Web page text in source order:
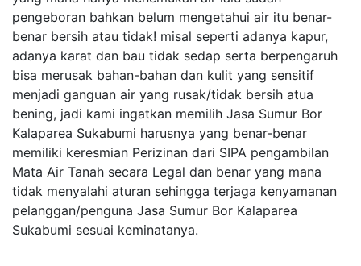
pengeboran bahkan belum mengetahui air itu benar-
benar bersih atau tidak! misal seperti adanya kapur,
adanya karat dan bau tidak sedap serta berpengaruh
bisa merusak bahan-bahan dan kulit yang sensitif
menjadi ganguan air yang rusak/tidak bersih atua
bening, jadi kami ingatkan memilih Jasa Sumur Bor
Kalaparea Sukabumi harusnya yang benar-benar
memiliki keresmian Perizinan dari SIPA pengambilan
Mata Air Tanah secara Legal dan benar yang mana
tidak menyalahi aturan sehingga terjaga kenyamanan
pelanggan/penguna Jasa Sumur Bor Kalaparea
Sukabumi sesuai keminatanya.